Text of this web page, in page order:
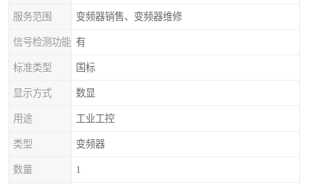
服务范围 变频器销售、变频器维修
信号检测功能 有
标准类型 国标
显示方式 数显
用途 工业工控
类型 变频器
数量 1